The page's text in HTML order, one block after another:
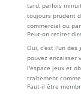
tard, parfois
toujours prudent
commercial ou
Peut-on retirer
Oui, c'est l'un des
pouvez encaisser
l'espace jeux et
traitement
Faut-il être